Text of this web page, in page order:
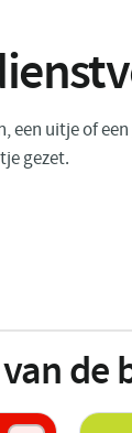
een uitje of
gezet.
van de